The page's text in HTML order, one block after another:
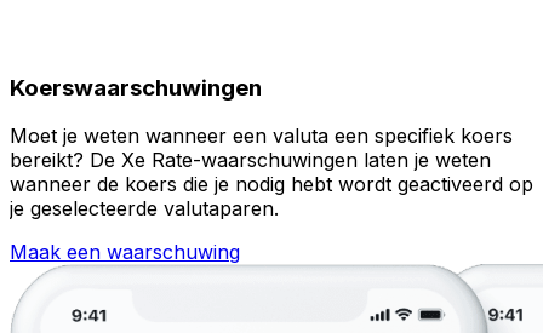
Koerswaarschuwingen
Moet je weten wanneer een valuta een specifiek koers
bereikt? De Xe Rate-waarschuwingen laten je weten
wanneer de koers die je nodig hebt wordt geactiveerd op
je geselecteerde valutaparen.
Maak een waarschuwing